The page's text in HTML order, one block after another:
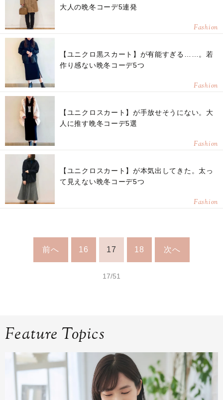
大人の晩冬コーデ5連発
Fashion
【ユニクロ黒スカート】が有能すぎる……。若
作り感ない晩冬コーデ5つ
Fashion
【ユニクロスカート】が手放せそうにない。大
人に推す晩冬コーデ5選
Fashion
【ユニクロスカート】が本気出してきた。太っ
て見えない晩冬コーデ5つ
Fashion
前へ 16 17 18 次へ
17/51
Feature Topics